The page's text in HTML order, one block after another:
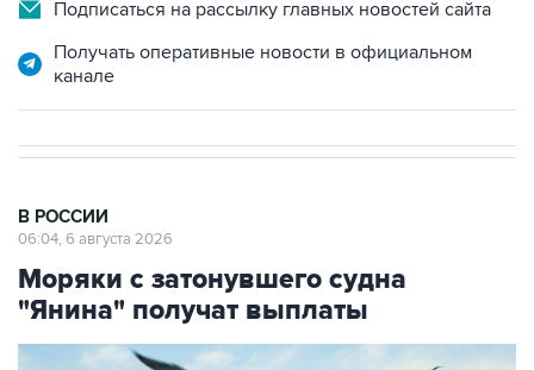
Подписаться на рассылку главных новостей сайта
Получать оперативные новости в официальном
канале
В РОССИИ
06:04, 6 августа 2026
Моряки с затонувшего судна
"Янина" получат выплаты